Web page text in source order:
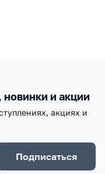
и акции
акциях и
Подписаться